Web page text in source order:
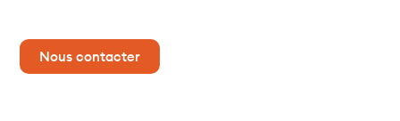
Nous contacter